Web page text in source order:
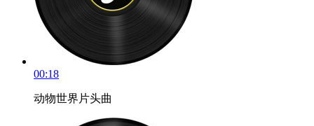
00:18
动物世界片头曲